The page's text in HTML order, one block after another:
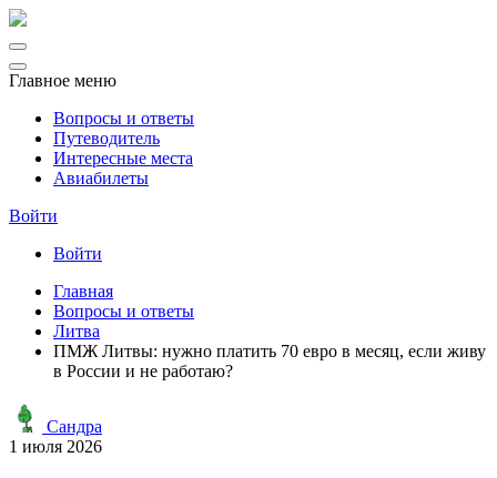
Главное меню
Вопросы и ответы
Путеводитель
Интересные места
Авиабилеты
Войти
Войти
Главная
Вопросы и ответы
Литва
ПМЖ Литвы: нужно платить 70 евро в месяц, если живу
в России и не работаю?
Сандра
1 июля 2026